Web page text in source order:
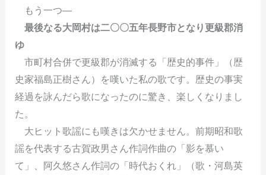
もう一つ―
最後なる大岡村は二〇〇五年長野市となり更級郡消
ゆ
市町村合併で更級郡が消滅する「歴史的事件」（歴
史家福島正樹さん）を嘆いた私の歌です。歴史の事実
経過を詠んだら歌になったのに驚き、楽しくなりまし
た。
大ヒット歌謡にも嘆きは欠かせません。前期昭和歌
謡を代表する古賀政男さん作詞作曲の「影を慕い
て」、阿久悠さん作詞の「時代おくれ」（歌・河島英